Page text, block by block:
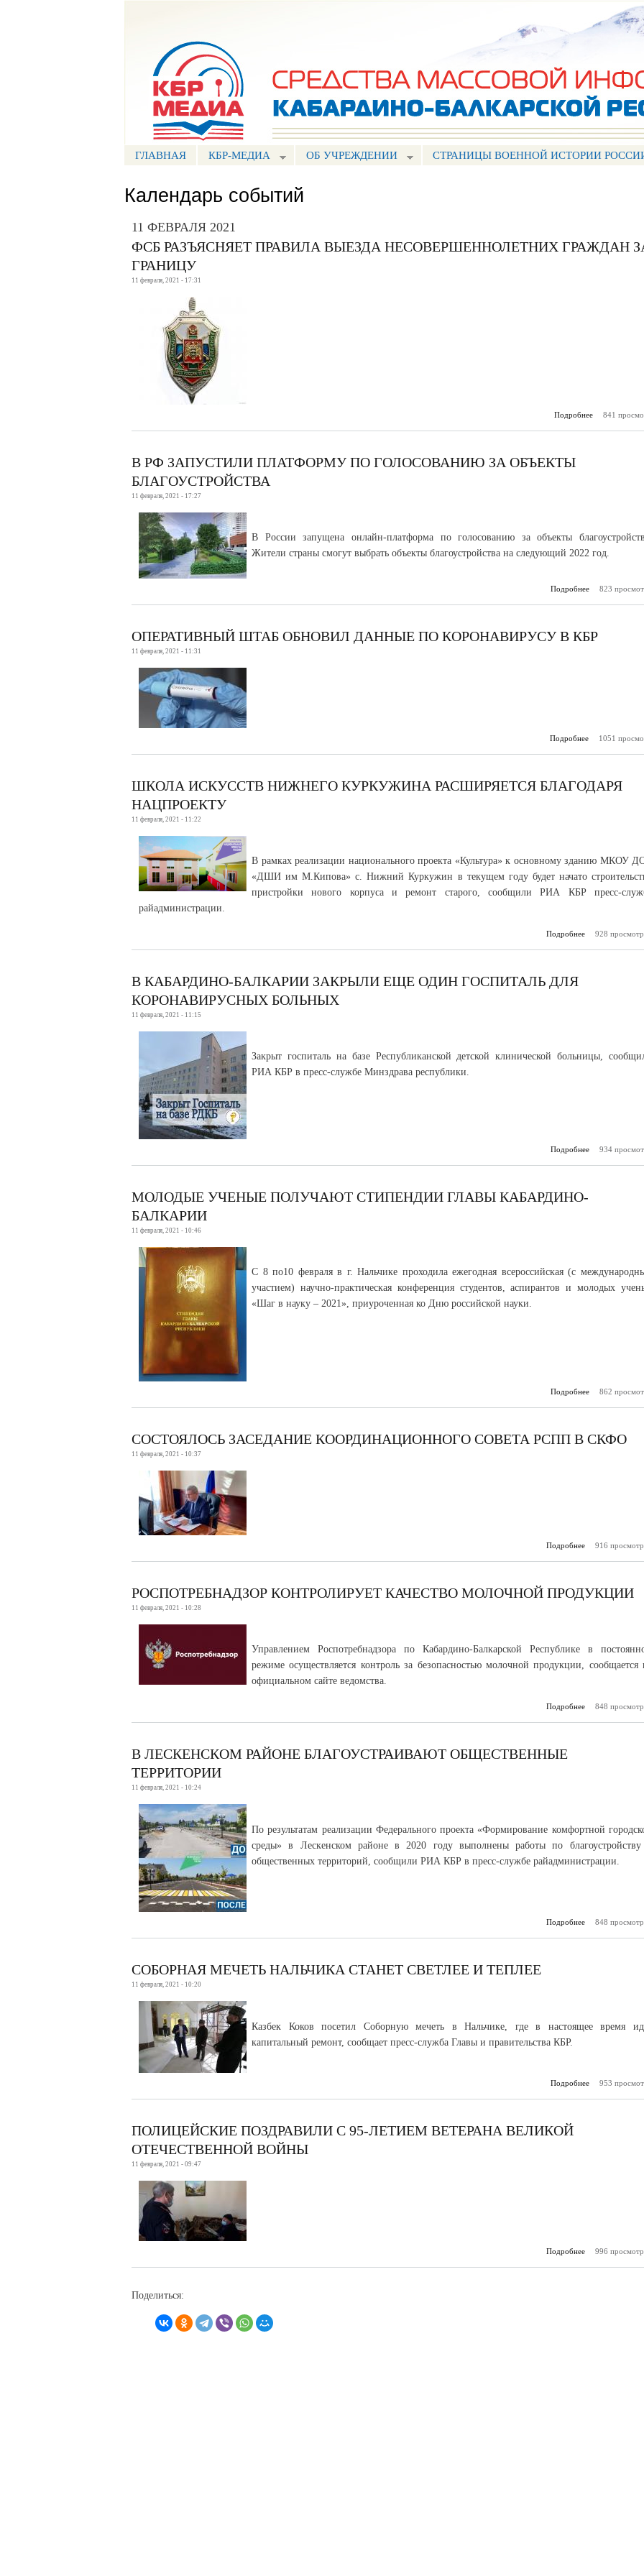
ГЛАВНАЯ КБР-МЕДИА ОБ УЧРЕЖДЕНИИ СТРАНИЦЫ ВОЕННОЙ ИСТОРИИ
Календарь событий
11 ФЕВРАЛЯ 2021
ФСБ РАЗЪЯСНЯЕТ ПРАВИЛА ВЫЕЗДА НЕСОВЕРШЕННОЛЕТНИХ ГРАЖДАН
ГРАНИЦУ
11 февраля, 2021 - 17:31
Подробнее
о ФСБ
841
В РФ ЗАПУСТИЛИ ПЛАТФОРМУ ПО ГОЛОСОВАНИЮ ЗА ОБЪЕКТЫ
БЛАГОУСТРОЙСТВА
11 февраля, 2021 - 17:27
В России запущена онлайн-платформа по голосованию за объекты
Жители страны смогут выбрать объекты благоустройства на следующий 2022 год.
Подробнее
о В РФ
823
ОПЕРАТИВНЫЙ ШТАБ ОБНОВИЛ ДАННЫЕ ПО КОРОНАВИРУСУ В КБР
11 февраля, 2021 - 11:31
Подробнее
о
1051
ШКОЛА ИСКУССТВ НИЖНЕГО КУРКУЖИНА РАСШИРЯЕТСЯ БЛАГОДАРЯ
НАЦПРОЕКТУ
11 февраля, 2021 - 11:22
В рамках реализации национального проекта «Культура» к основному зданию МКОУ
«ДШИ им М.Кипова» с. Нижний Куркужин в текущем году будет начато
пристройки нового корпуса и ремонт старого, сообщили РИА КБР пресс-
райадминистрации.
Подробнее
о Школа
928
В КАБАРДИНО-БАЛКАРИИ ЗАКРЫЛИ ЕЩЕ ОДИН ГОСПИТАЛЬ ДЛЯ
КОРОНАВИРУСНЫХ БОЛЬНЫХ
11 февраля, 2021 - 11:15
Закрыт госпиталь на базе Республиканской детской клинической больницы,
РИА КБР в пресс-службе Минздрава республики.
Подробнее
о В
934
МОЛОДЫЕ УЧЕНЫЕ ПОЛУЧАЮТ СТИПЕНДИИ ГЛАВЫ КАБАРДИНО-
БАЛКАРИИ
11 февраля, 2021 - 10:46
С 8 по10 февраля в г. Нальчике проходила ежегодная всероссийская (с
участием) научно-практическая конференция студентов, аспирантов и молодых
«Шаг в науку – 2021», приуроченная ко Дню российской науки.
Подробнее
о Молодые
862
СОСТОЯЛОСЬ ЗАСЕДАНИЕ КООРДИНАЦИОННОГО СОВЕТА РСПП В СКФО
11 февраля, 2021 - 10:37
Подробнее
о Состоялось
916
РОСПОТРЕБНАДЗОР КОНТРОЛИРУЕТ КАЧЕСТВО МОЛОЧНОЙ ПРОДУКЦИИ
11 февраля, 2021 - 10:28
Управлением Роспотребнадзора по Кабардино-Балкарской Республике в
режиме осуществляется контроль за безопасностью молочной продукции, сообщается
официальном сайте ведомства.
Подробнее
о
848
В ЛЕСКЕНСКОМ РАЙОНЕ БЛАГОУСТРАИВАЮТ ОБЩЕСТВЕННЫЕ
ТЕРРИТОРИИ
11 февраля, 2021 - 10:24
По результатам реализации Федерального проекта «Формирование комфортной
среды» в Лескенском районе в 2020 году выполнены работы по
общественных территорий, сообщили РИА КБР в пресс-службе райадминистрации.
Подробнее
о В
848
СОБОРНАЯ МЕЧЕТЬ НАЛЬЧИКА СТАНЕТ СВЕТЛЕЕ И ТЕПЛЕЕ
11 февраля, 2021 - 10:20
Казбек Коков посетил Соборную мечеть в Нальчике, где в настоящее время
капитальный ремонт, сообщает пресс-служба Главы и правительства КБР.
Подробнее
о Соборная
953
ПОЛИЦЕЙСКИЕ ПОЗДРАВИЛИ С 95-ЛЕТИЕМ ВЕТЕРАНА ВЕЛИКОЙ
ОТЕЧЕСТВЕННОЙ ВОЙНЫ
11 февраля, 2021 - 09:47
Подробнее
о
996
Поделиться: